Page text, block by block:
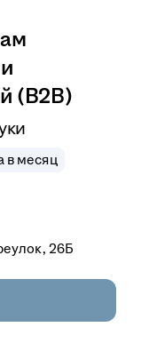
(B2B)
в месяц
26Б